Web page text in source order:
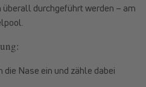
überall durchgeführt werden – am
die Nase ein und zähle dabei